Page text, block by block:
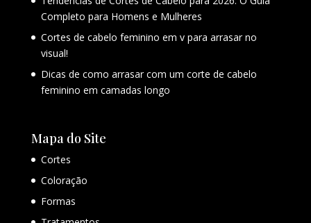
Completo para Homens e Mulheres
Cortes de cabelo feminino em v para arrasar no
visual!
Dicas de como arrasar com um corte de cabelo
feminino em camadas longo
Mapa do Site
Cortes
Coloração
Formas